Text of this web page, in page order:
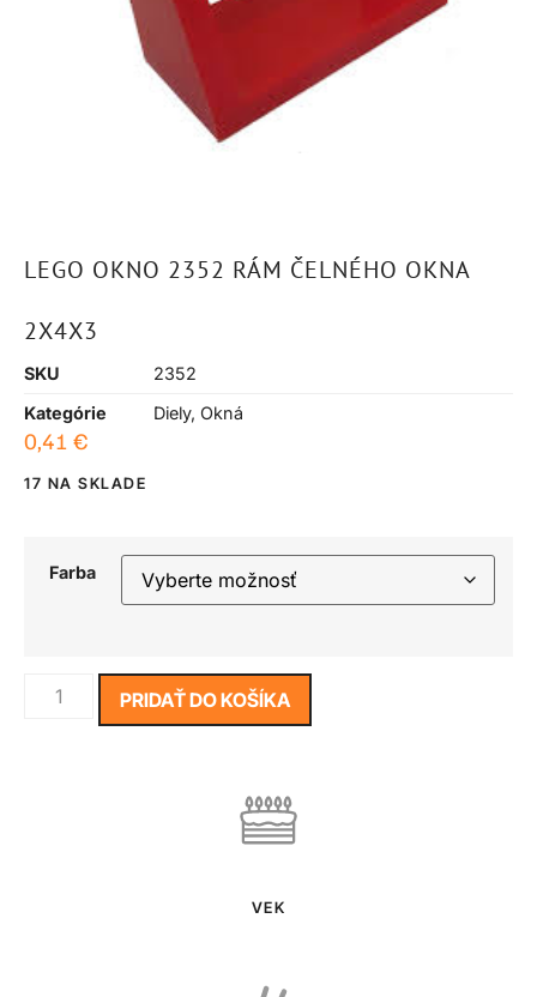
LEGO OKNO 2352 RÁM ČELNÉHO OKNA
2X4X3
SKU
2352
Kategórie
Diely, Okná
0,41 €
17 NA SKLADE
Farba
PRIDAŤ DO KOŠÍKA
VEK